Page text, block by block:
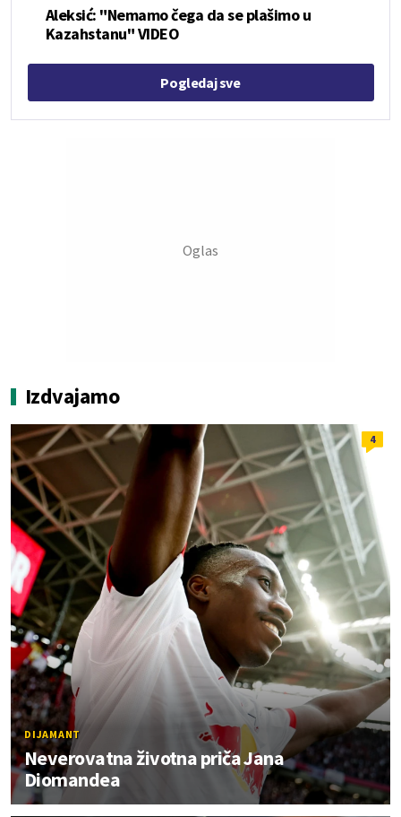
Aleksić: "Nemamo čega da se plašimo u
Kazahstanu" VIDEO
Pogledaj sve
Izdvajamo
4
DIJAMANT
Neverovatna životna priča Jana
Diomandea